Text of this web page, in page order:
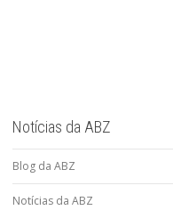
Notícias da ABZ
Blog da ABZ
Notícias da ABZ